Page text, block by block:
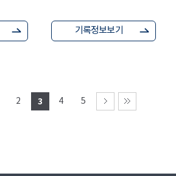
기록정보보기
2 3 4 5